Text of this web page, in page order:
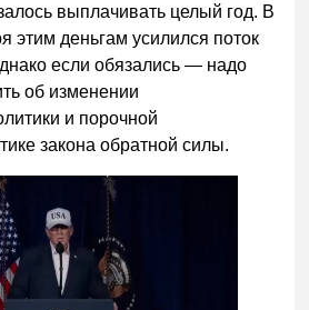
выплачивать целый год. В
этим деньгам усилился поток
если обязались — надо
об изменении
и порочной
закона обратной силы.